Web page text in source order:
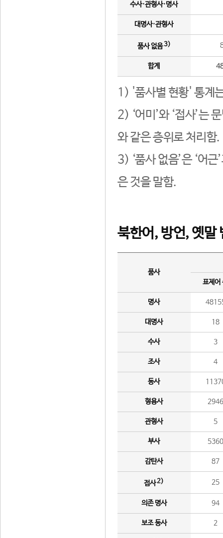
수사·관형사·명사
대명사·관형사
품사 없음3)
합계
1) '품사별 현황' 통계
2) ‘어미’와 ‘접사’는
와 같은 층위로 처리함.
3) ‘품사 없음’은 ‘어
은 것을 말함.
북한어, 방언, 옛말
품사
표제어
명사
대명사 18
수사 3
조사 4
동사
형용사 2946
관형사 5
부사 5360
감탄사 87
접사2) 25
의존 명사 94
보조 동사 2